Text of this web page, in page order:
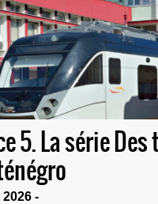
5. La série
-